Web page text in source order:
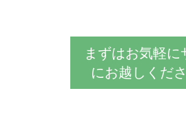
まずはお気軽に
にお越しくだ